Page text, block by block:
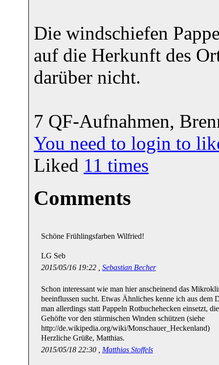
Die windschiefen
auf die Herkunft des
darüber nicht.
7 QF-Aufnahmen,
You need to login to
Liked 11 times
Comments
Schöne Frühlingsfarben Wilfried!
LG Seb
2015/05/16 19:22 , Sebastian Becher
Schon interessant wie man hier anscheinend das
beeinflussen sucht. Etwas Ähnliches kenne ich aus dem
man allerdings statt Pappeln Rotbuchehecken einsetzt,
Gehöfte vor den stürmischen Winden schützen (siehe
http://de.wikipedia.org/wiki/Monschauer_Heckenland)
Herzliche Grüße, Matthias.
2015/05/18 22:30 , Matthias Stoffels